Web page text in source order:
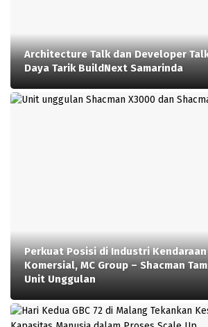
Architecture Talk dan Developer
Daya Tarik BuildNext Samarinda
Perkuat Posisi di Industri Kendaraan
Komersial, MC Group – Shacman
Unit Unggulan